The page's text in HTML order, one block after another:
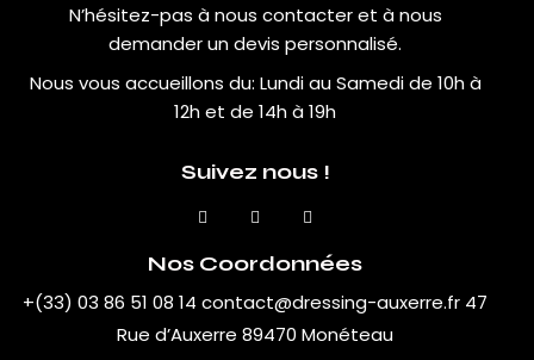
N’hésitez-pas à nous contacter et à nous
demander un devis personnalisé.
Nous vous accueillons du: Lundi au Samedi de 10h à
12h et de 14h à 19h
Suivez nous !
Nos Coordonnées
+(33) 03 86 51 08 14 contact@dressing-auxerre.fr 47
Rue d’Auxerre 89470 Monéteau